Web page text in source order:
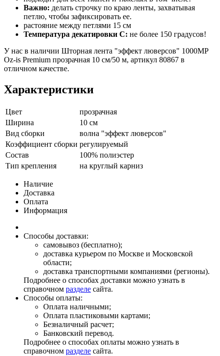
Важно: делать строчку по краю ленты, захватывая
петлю, чтобы зафиксировать ее.
растояние между петлями 15 см
Температура декатировки С: не более 150 градусов!
У нас в наличии Шторная лента "эффект люверсов" 1000MP
Oz-is Premium прозрачная 10 см/50 м, артикул 80867 в
отличном качестве.
Характеристики
Цвет
прозрачная
Ширина
10 см
Вид сборки
волна "эффект люверсов"
Коэффициент сборки регулируемый
Состав
100% полиэстер
Тип крепления
на круглый карниз
Наличие
Доставка
Оплата
Информация
Способы доставки:
самовывоз (бесплатно);
доставка курьером по Москве и Московской
области;
доставка транспортными компаниями (регионы).
Подробнее о способах доставки можно узнать в
справочном разделе сайта.
Способы оплаты:
Оплата наличными;
Оплата пластиковыми картами;
Безналичный расчет;
Банковский перевод.
Подробнее о способах оплаты можно узнать в
справочном разделе сайта.